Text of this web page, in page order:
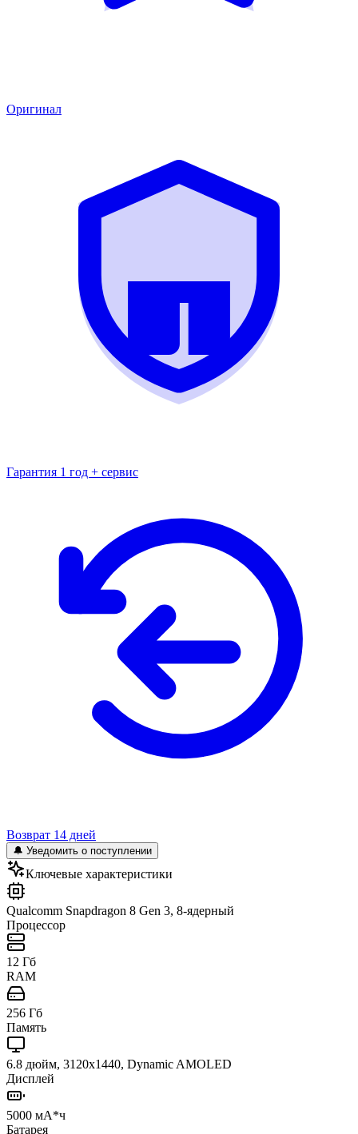
Оригинал
Гарантия 1 год + сервис
Возврат 14 дней
🔔 Уведомить о поступлении
Ключевые характеристики
Qualcomm Snapdragon 8 Gen 3, 8-ядерный
Процессор
12 Гб
RAM
256 Гб
Память
6.8 дюйм, 3120x1440, Dynamic AMOLED
Дисплей
5000 мА*ч
Батарея